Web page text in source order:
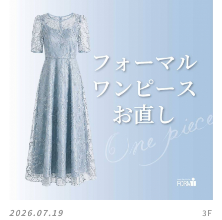
2026.07.19 3F